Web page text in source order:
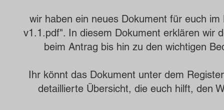
wir haben ein neues Dokument für euch
v1.1.pdf". In diesem Dokument erklären wir
beim Antrag bis hin zu den wichtigen
Ihr könnt das Dokument unter dem
detaillierte Übersicht, die euch hilft, den